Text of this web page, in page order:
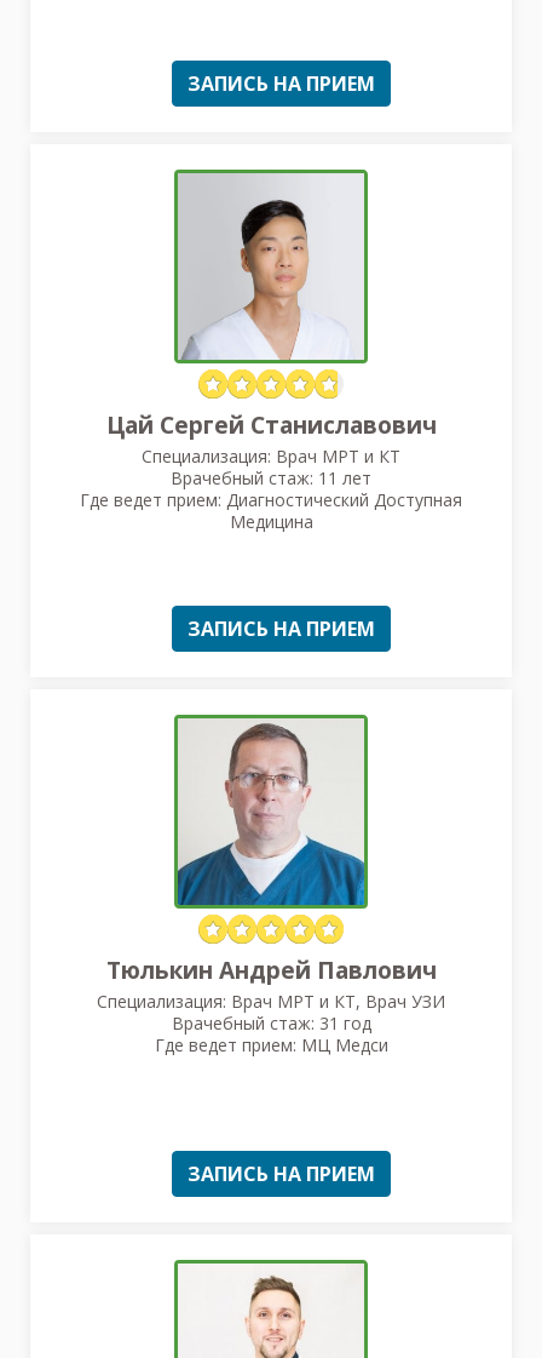
ЗАПИСЬ НА ПРИЕМ
Цай Сергей Станиславович
Специализация: Врач МРТ и КТ
Врачебный стаж: 11 лет
Где ведет прием: Диагностический Доступная
Медицина
ЗАПИСЬ НА ПРИЕМ
Тюлькин Андрей Павлович
Специализация: Врач МРТ и КТ, Врач УЗИ
Врачебный стаж: 31 год
Где ведет прием: МЦ Медси
ЗАПИСЬ НА ПРИЕМ